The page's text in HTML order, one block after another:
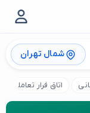
شمال تهران
اتاق فرار تعاملی